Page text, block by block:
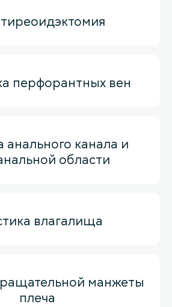
перфорантных вен
анального канала и
области
влагалища
манжеты
плеча